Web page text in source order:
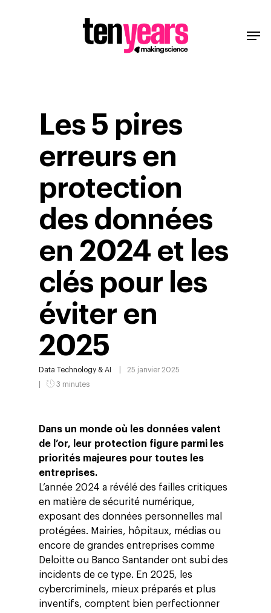
Les 5 pires
erreurs en
protection
des données
en 2024 et les
clés pour les
éviter en
2025
Data Technology & AI
25 janvier 2025
3 minutes
Dans un monde où les données valent
de l’or, leur protection figure parmi les
priorités majeures pour toutes les
entreprises.
L’année 2024 a révélé des failles critiques
en matière de sécurité numérique,
exposant des données personnelles mal
protégées. Mairies, hôpitaux, médias ou
encore de grandes entreprises comme
Deloitte ou Banco Santander ont subi des
incidents de ce type. En 2025, les
cybercriminels, mieux préparés et plus
inventifs, comptent bien perfectionner